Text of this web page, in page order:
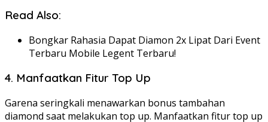
Read Also:
Bongkar Rahasia Dapat Diamon 2x Lipat Dari Event
Terbaru Mobile Legent Terbaru!
4. Manfaatkan Fitur Top Up
Garena seringkali menawarkan bonus tambahan
diamond saat melakukan top up. Manfaatkan fitur top up